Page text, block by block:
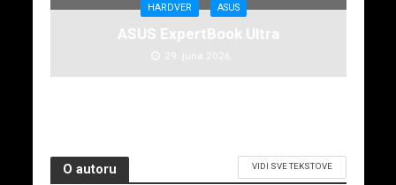
HARDVER ASUS
ASUS ExpertBook Ultra
29. juna 2026.
O autoru VIDI SVE TEKSTOVE